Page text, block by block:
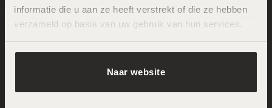
informatie die u aan ze heeft verstrekt of die ze hebben
verzameld op basis van uw gebruik van hun services.
Naar website
Stuur een mail